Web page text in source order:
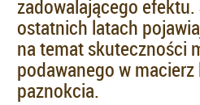
zadowalającego
ostatnich latach
na temat skuteczności
podawanego w macierz
paznokcia.